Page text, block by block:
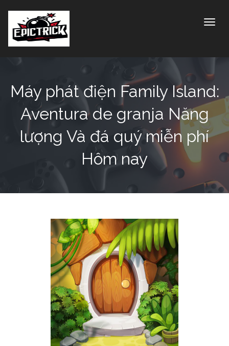
Máy phát điện Family Island:
Aventura de granja Năng
lượng Và đá quý miễn phí
Hôm nay